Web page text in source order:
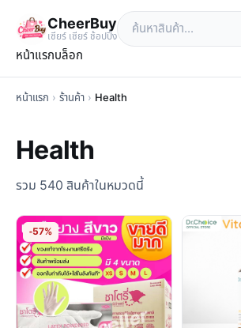
CheerBuy
เซียร์ เซียร์ ช้อปปิ้ง
หน้าแรกบล็อก
หน้าแรก › ร้านค้า › Health
Health
รวม 540 สินค้าในหมวดนี้
-57%